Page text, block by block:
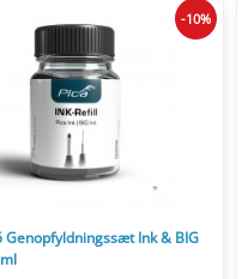
Genopfyldningssæt Ink & BIG
-10%